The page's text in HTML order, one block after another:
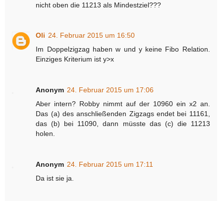
nicht oben die 11213 als Mindestziel???
Oli 24. Februar 2015 um 16:50
Im Doppelzigzag haben w und y keine Fibo Relation.
Einziges Kriterium ist y>x
Anonym 24. Februar 2015 um 17:06
Aber intern? Robby nimmt auf der 10960 ein x2 an.
Das (a) des anschließenden Zigzags endet bei 11161,
das (b) bei 11090, dann müsste das (c) die 11213
holen.
Anonym 24. Februar 2015 um 17:11
Da ist sie ja.